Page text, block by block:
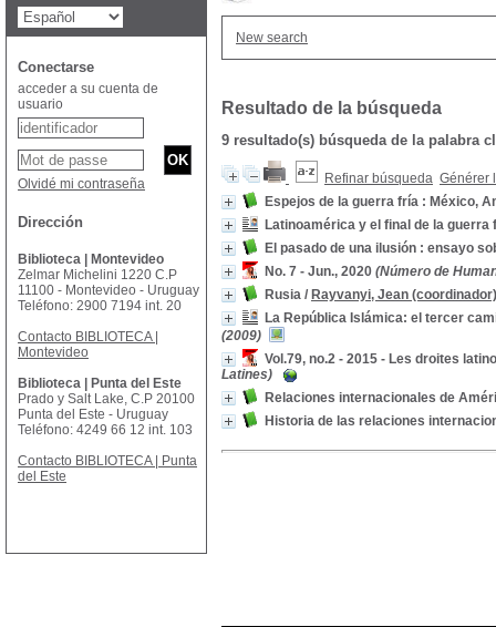
New search
Resultado de la búsqueda
9 resultado(s) búsqueda de la palabra
Refinar búsqueda Générer
Espejos de la guerra fría : México,
Latinoamérica y el final de la guerra
El pasado de una ilusión : ensayo
No. 7 - Jun., 2020 (Número de
Rusia / Rayvanyi, Jean (coordinador)
La República Islámica: el tercer
(2009)
Vol.79, no.2 - 2015 - Les droites
Latines)
Relaciones internacionales de
Historia de las relaciones
Conectarse
acceder a su cuenta de
usuario
Olvidé mi contraseña
Dirección
Biblioteca | Montevideo
Zelmar Michelini 1220 C.P
11100 - Montevideo - Uruguay
Teléfono: 2900 7194 int. 20
Contacto BIBLIOTECA |
Montevideo
Biblioteca | Punta del Este
Prado y Salt Lake, C.P 20100
Punta del Este - Uruguay
Teléfono: 4249 66 12 int. 103
Contacto BIBLIOTECA | Punta
del Este